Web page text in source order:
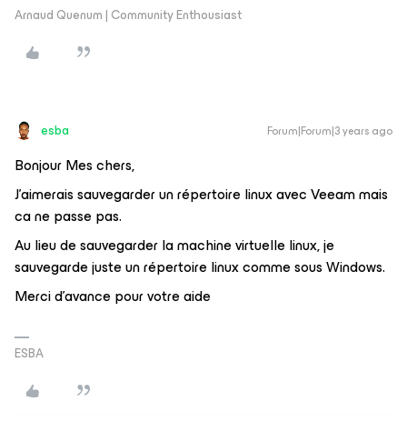
Arnaud Quenum | Community Enthousiast
esba Forum|Forum|3 years ago
Bonjour Mes chers,
J’aimerais sauvegarder un répertoire linux avec Veeam mais
ca ne passe pas.
Au lieu de sauvegarder la machine virtuelle linux, je
sauvegarde juste un répertoire linux comme sous Windows.
Merci d’avance pour votre aide
ESBA